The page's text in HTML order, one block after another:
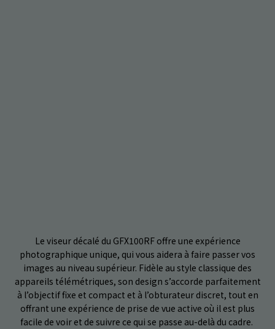
Le viseur décalé du GFX100RF offre une expérience
photographique unique, qui vous aidera à faire passer vos
images au niveau supérieur. Fidèle au style classique des
appareils télémétriques, son design s’accorde parfaitement
à l’objectif fixe et compact et à l’obturateur discret, tout en
offrant une expérience de prise de vue active où il est plus
facile de voir et de suivre ce qui se passe au-delà du cadre.